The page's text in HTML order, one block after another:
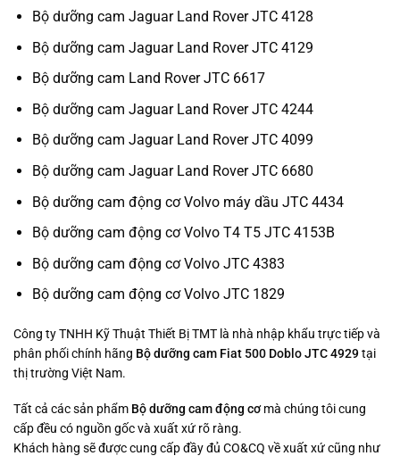
Bộ dưỡng cam Jaguar Land Rover JTC 4128
Bộ dưỡng cam Jaguar Land Rover JTC 4129
Bộ dưỡng cam Land Rover JTC 6617
Bộ dưỡng cam Jaguar Land Rover JTC 4244
Bộ dưỡng cam Jaguar Land Rover JTC 4099
Bộ dưỡng cam Jaguar Land Rover JTC 6680
Bộ dưỡng cam động cơ Volvo máy dầu JTC 4434
Bộ dưỡng cam động cơ Volvo T4 T5 JTC 4153B
Bộ dưỡng cam động cơ Volvo JTC 4383
Bộ dưỡng cam động cơ Volvo JTC 1829
Công ty TNHH Kỹ Thuật Thiết Bị TMT là nhà nhập khẩu trực tiếp và
phân phối chính hãng Bộ dưỡng cam Fiat 500 Doblo JTC 4929tại
thị trường Việt Nam.
Tất cả các sản phẩm Bộ dưỡng cam động cơmà chúng tôi cung
cấp đều có nguồn gốc và xuất xứ rõ ràng.
Khách hàng sẽ được cung cấp đầy đủ CO&CQ về xuất xứ cũng như